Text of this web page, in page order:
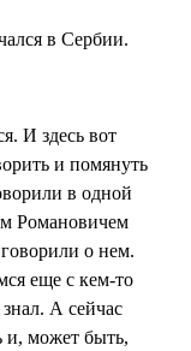
в Сербии.
И здесь вот
и помянуть
в одной
Романовичем
о нем.
еще с кем-то
А сейчас
и, может быть,